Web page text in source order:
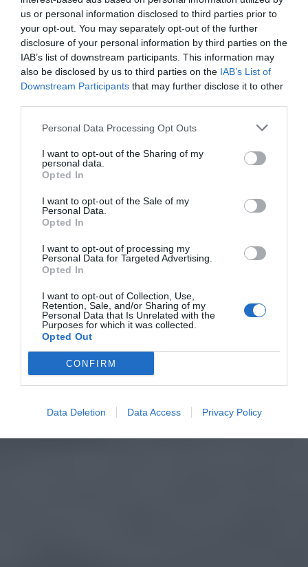
us or personal information disclosed to third parties prior to
your opt-out. You may separately opt-out of the further
disclosure of your personal information by third parties on the
IAB’s list of downstream participants. This information may
also be disclosed by us to third parties on the IAB’s List of
Downstream Participants that may further disclose it to other
Personal Data Processing Opt Outs
I want to opt-out of the Sharing of my
personal data.
Opted In
I want to opt-out of the Sale of my
Personal Data.
Opted In
I want to opt-out of processing my
Personal Data for Targeted Advertising.
Opted In
I want to opt-out of Collection, Use,
Retention, Sale, and/or Sharing of my
Personal Data that Is Unrelated with the
Purposes for which it was collected.
Opted Out
CONFIRM
Data Deletion Data Access Privacy Policy